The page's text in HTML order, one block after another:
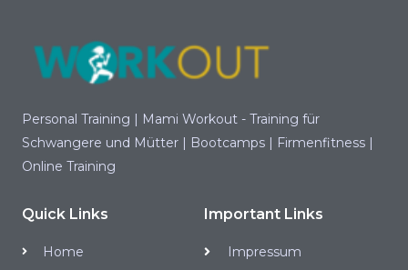
Personal Training | Mami Workout - Training für
Schwangere und Mütter | Bootcamps | Firmenfitness |
Online Training
Quick Links
Home
Important Links
Impressum